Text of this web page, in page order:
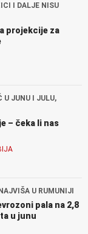
I DALJE NISU
projekcije za
U JUNU I JULU,
– čeka li nas
U RUMUNIJI
pala na 2,8
u junu